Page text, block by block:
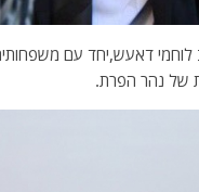
דאעש,יחד עם
של נהר הפרת.